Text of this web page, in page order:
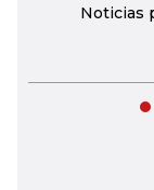
Noticias